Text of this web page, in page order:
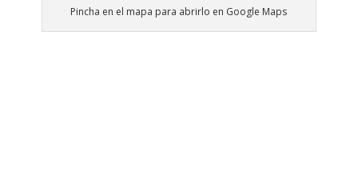
Pincha en el mapa para abrirlo en Google Maps